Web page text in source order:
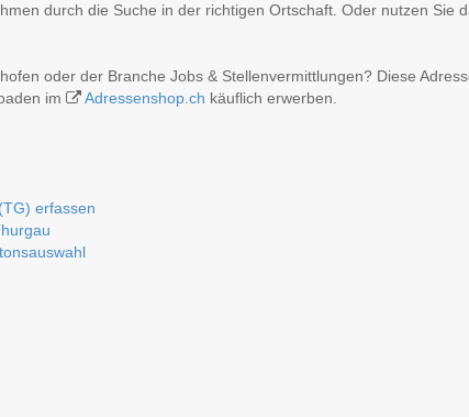
durch die Suche in der richtigen Ortschaft. Oder nutzen Sie
oder der Branche Jobs & Stellenvermittlungen? Diese
im
Adressenshop.ch käuflich erwerben.
erfassen